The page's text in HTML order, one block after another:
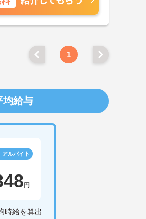
1
均給与
アルバイト
円
時給を算出